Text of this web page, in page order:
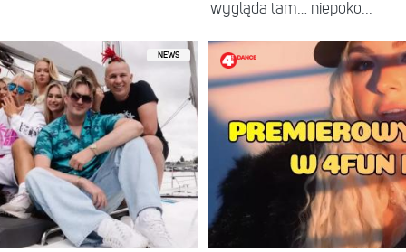
wygląda tam… niepoko...
NEWS